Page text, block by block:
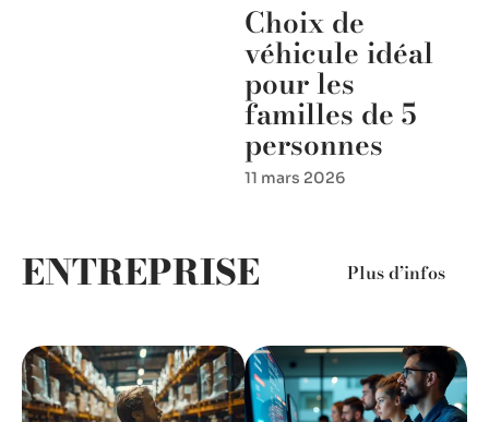
Choix de
véhicule idéal
pour les
familles de 5
personnes
11 mars 2026
ENTREPRISE Plus d’infos